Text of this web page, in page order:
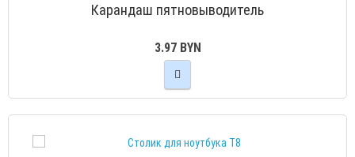
Карандаш пятновыводитель
3.97 BYN